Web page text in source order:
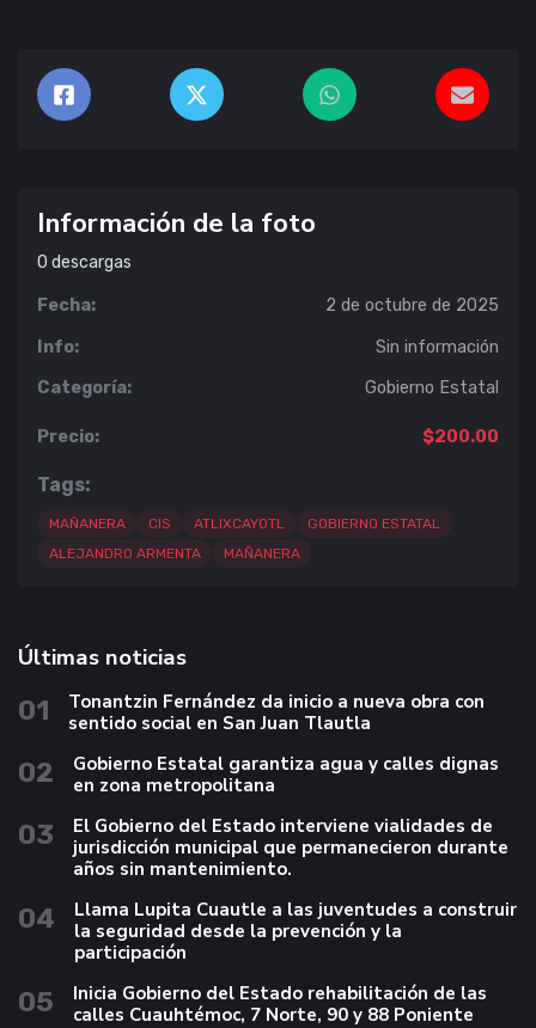
Información de la foto
0 descargas
Fecha: 2 de octubre de 2025
Info: Sin información
Categoría: Gobierno Estatal
Precio: $200.00
Tags:
MAÑANERA CIS ATLIXCAYOTL
GOBIERNO ESTATAL
ALEJANDRO ARMENTA
MAÑANERA
Últimas noticias
01
Tonantzin Fernández da inicio a nueva obra con
sentido social en San Juan Tlautla
02
Gobierno Estatal garantiza agua y calles dignas
en zona metropolitana
03
El Gobierno del Estado interviene vialidades de
jurisdicción municipal que permanecieron durante
años sin mantenimiento.
04
Llama Lupita Cuautle a las juventudes a construir
la seguridad desde la prevención y la
participación
05
Inicia Gobierno del Estado rehabilitación de las
calles Cuauhtémoc, 7 Norte, 90 y 88 Poniente